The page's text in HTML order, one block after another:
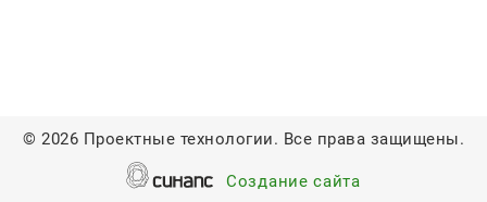
© 2026 Проектные технологии. Все права защищены.
Создание сайта